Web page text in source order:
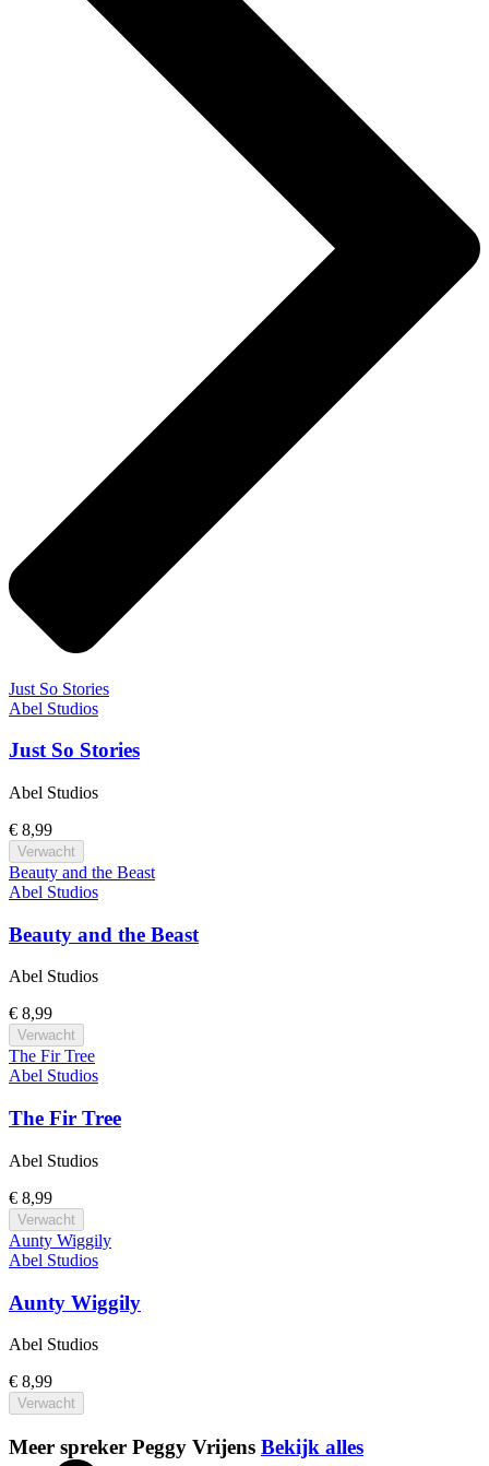
Just So Stories
Abel Studios
Just So Stories
Abel Studios
€ 8,99
Verwacht
Beauty and the Beast
Abel Studios
Beauty and the Beast
Abel Studios
€ 8,99
Verwacht
The Fir Tree
Abel Studios
The Fir Tree
Abel Studios
€ 8,99
Verwacht
Aunty Wiggily
Abel Studios
Aunty Wiggily
Abel Studios
€ 8,99
Verwacht
Meer spreker Peggy Vrijens Bekijk alles